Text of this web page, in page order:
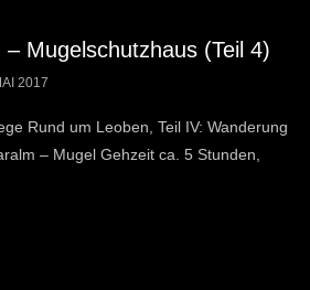
Mugelschutzhaus (Teil 4)
2017
Rund um Leoben, Teil IV: Wanderung
– Mugel Gehzeit ca. 5 Stunden,